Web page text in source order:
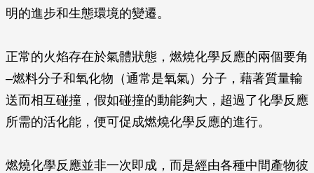
明的進步和生態環境的變遷。
正常的火焰存在於氣體狀態，燃燒化學反應的兩個要角
–燃料分子和氧化物（通常是氧氣）分子，藉著質量輸
送而相互碰撞，假如碰撞的動能夠大，超過了化學反應
所需的活化能，便可促成燃燒化學反應的進行。
燃燒化學反應並非一次即成，而是經由各種中間產物彼